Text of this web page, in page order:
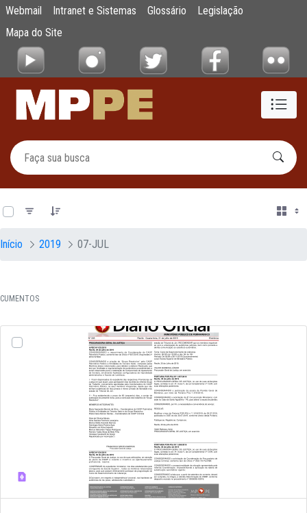
Pular para o Conteúdo principal
Documentos
Webmail Intranet e Sistemas Glossário
Legislação
Mapa do Site
Início 2019 07-JUL